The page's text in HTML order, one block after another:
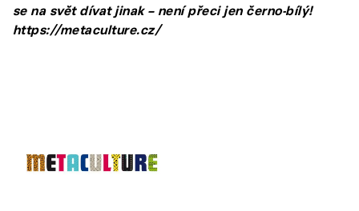
se na svět dívat jinak – není přeci jen černo-bílý!
https://metaculture.cz/